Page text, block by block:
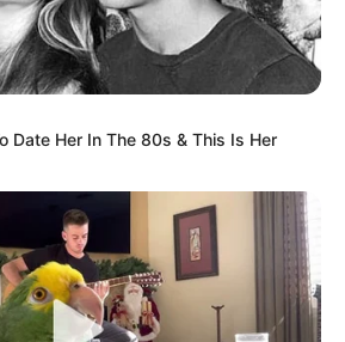
Date Her In The 80s & This Is Her